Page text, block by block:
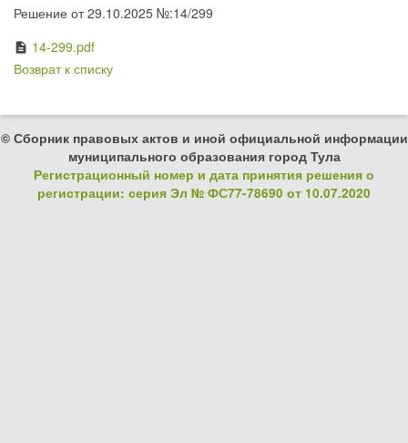
Решение от 29.10.2025 №:14/299
description 14-299.pdf
Возврат к списку
© Сборник правовых актов и иной официальной информации
муниципального образования город Тула
Регистрационный номер и дата принятия решения о
регистрации: серия Эл № ФС77-78690 от 10.07.2020